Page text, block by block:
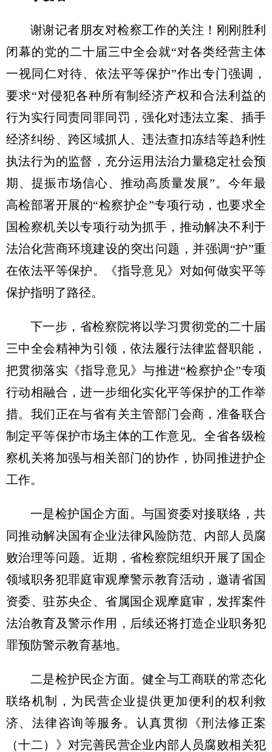
谢谢记者朋友对检察工作的关注！刚刚胜利
闭幕的党的二十届三中全会就“对各类经营主体
一视同仁对待、依法平等保护”作出专门强调，
要求“对侵犯各种所有制经济产权和合法利益的
行为实行同责同罪同罚，强化对违法立案、插手
经济纠纷、跨区域抓人、违法查扣冻结等趋利性
执法行为的监督，充分运用法治力量稳定社会预
期、提振市场信心、推动高质量发展”。今年最
高检部署开展的“检察护企”专项行动，也要求全
国检察机关以专项行动为抓手，推动解决不利于
法治化营商环境建设的突出问题，并强调“护”重
在依法平等保护。《指导意见》对如何做实平等
保护指明了路径。
下一步，省检察院将以学习贯彻党的二十届
三中全会精神为引领，依法履行法律监督职能，
把贯彻落实《指导意见》与推进“检察护企”专项
行动相融合，进一步细化实化平等保护的工作举
措。我们正在与省有关主管部门会商，准备联合
制定平等保护市场主体的工作意见。全省各级检
察机关将加强与相关部门的协作，协同推进护企
工作。
一是检护国企方面。与国资委对接联络，共
同推动解决国有企业法律风险防范、内部人员腐
败治理等问题。近期，省检察院组织开展了国企
领域职务犯罪庭审观摩警示教育活动，邀请省国
资委、驻苏央企、省属国企观摩庭审，发挥案件
法治教育及警示作用，后续还将打造企业职务犯
罪预防警示教育基地。
二是检护民企方面。健全与工商联的常态化
联络机制，为民营企业提供更加便利的权利救
济、法律咨询等服务。认真贯彻《刑法修正案
（十二）》对完善民营企业内部人员腐败相关犯